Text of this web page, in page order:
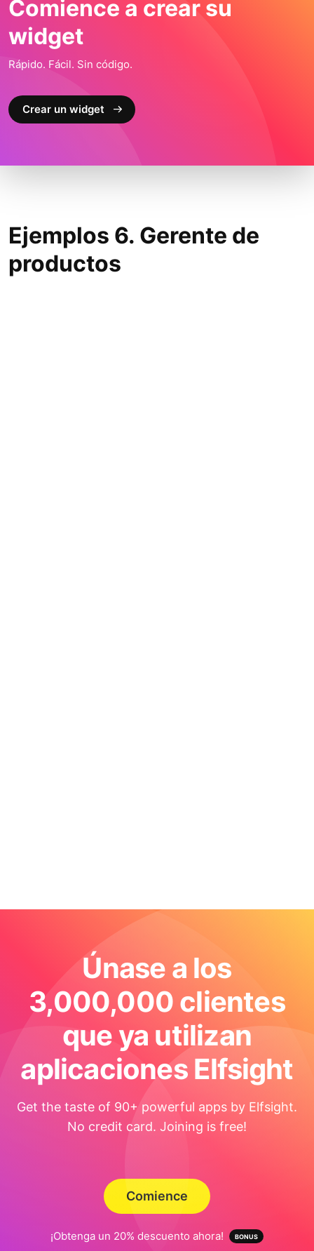
Comience a crear su
widget
Rápido. Fácil. Sin código.
Crear un widget
Ejemplos 6. Gerente de
productos
Únase a los
3,000,000 clientes
que ya utilizan
aplicaciones Elfsight
Get the taste of 90+ powerful apps by Elfsight.
No credit card. Joining is free!
Comience
¡Obtenga un 20% descuento ahora!